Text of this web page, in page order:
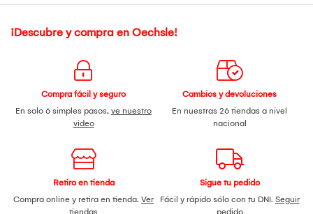
¡Descubre y compra en Oechsle!
Compra fácil y seguro
En solo 6 simples pasos, ve nuestro
video
Cambios y devoluciones
En nuestras 26 tiendas a nivel
nacional
Retiro en tienda
Compra online y retira en tienda. Ver
tiendas
Sigue tu pedido
Fácil y rápido sólo con tu DNI. Seguir
pedido